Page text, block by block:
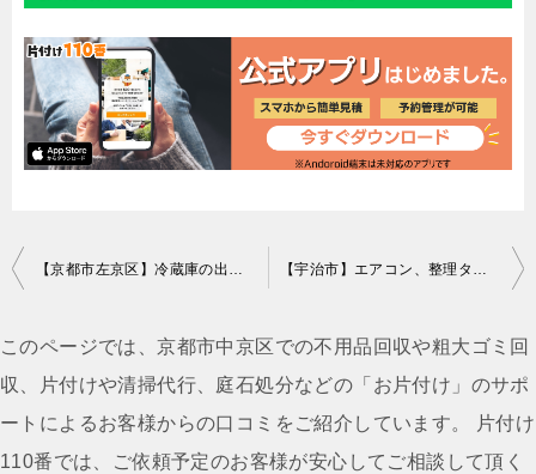
投
ナ
ビ
ゲ
ー
【京都市左京区】冷蔵庫の出張不用品回収・処分ご依頼 お客様の声 【宇治市】エアコン、整理タンス、ダイニングテーブル等の回収・処分 お客様の声
このページでは、京都市中京区での不用品回収や粗大ゴミ回
収、片付けや清掃代行、庭石処分などの「お片付け」のサポ
ートによるお客様からの口コミをご紹介しています。 片付け
110番では、ご依頼予定のお客様が安心してご相談して頂く